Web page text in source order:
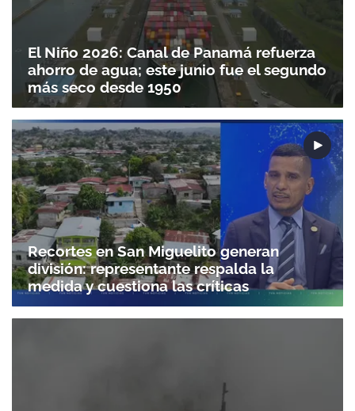
El Niño 2026: Canal de Panamá refuerza
ahorro de agua; este junio fue el segundo
más seco desde 1950
Recortes en San Miguelito generan
división: representante respalda la
medida y cuestiona las críticas